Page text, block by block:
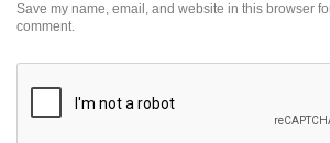
Save my name, email, and website in this browser for
comment.